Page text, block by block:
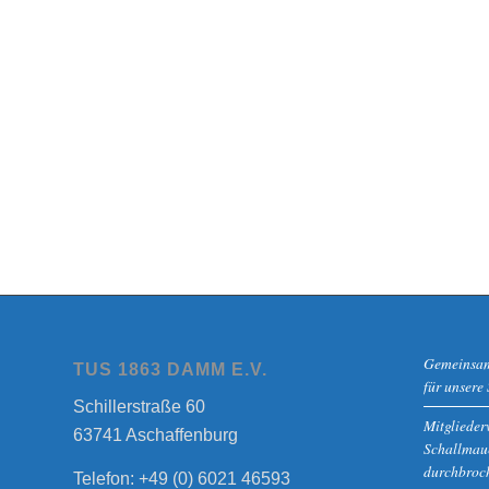
TUS 1863 DAMM E.V.
Schillerstraße 60
63741 Aschaffenburg
Telefon: +49 (0) 6021 46593
für